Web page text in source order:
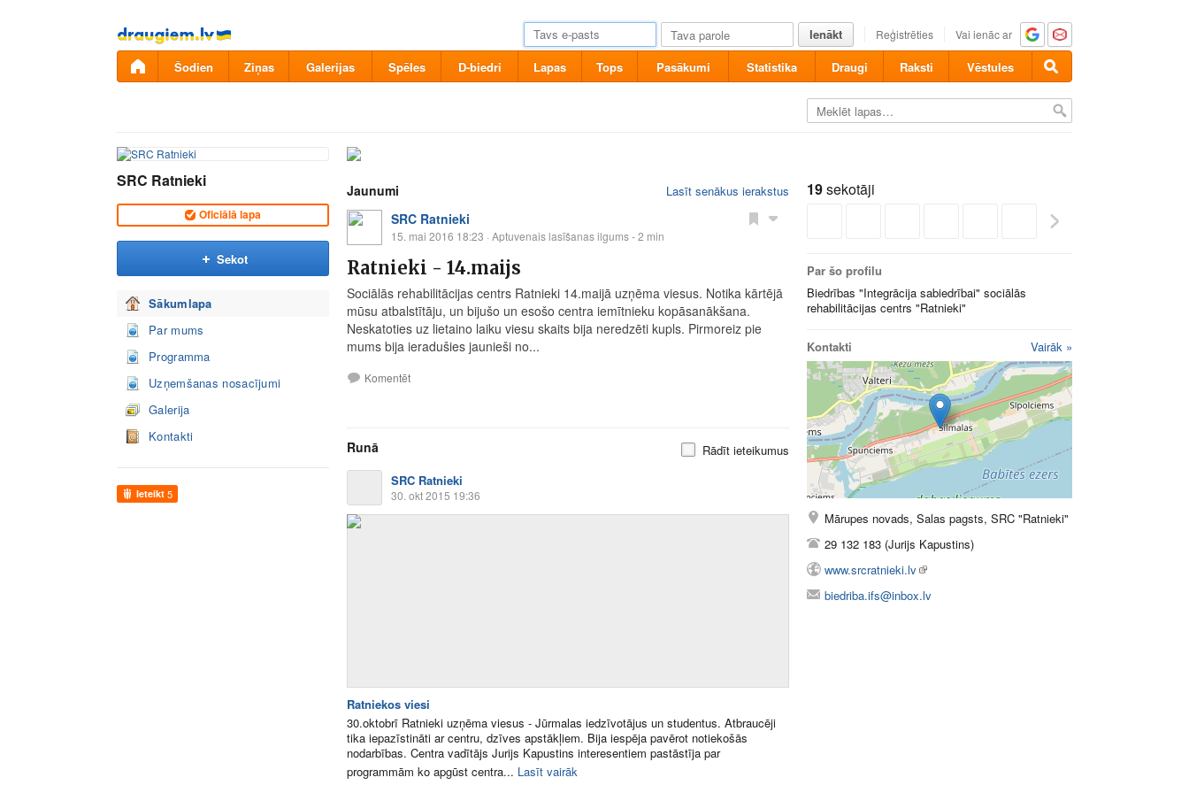
Pāriet
uz
saturu
Ienākt Reģistrēties Vai ienāc ar
Šodien Ziņas Galerijas Spēles D-biedri Lapas Tops Pasākumi Statistika Draugi Raksti Vēstules
SRC Ratnieki
Oficiālā lapa
Sekot
Sākumlapa
Par mums
Programma
Uzņemšanas nosacījumi
Galerija
Kontakti
Ieteikt 5
Jaunumi Lasīt senākus ierakstus
SRC Ratnieki
15. mai 2016 18:23 · Aptuvenais lasīšanas ilgums - 2 min
Ratnieki - 14.maijs
Sociālās rehabilitācijas centrs Ratnieki 14.maijā uzņēma viesus. Notika kārtējā
mūsu atbalstītāju, un bijušo un esošo centra iemītnieku kopāsanākšana.
Neskatoties uz lietaino laiku viesu skaits bija neredzēti kupls. Pirmoreiz pie
mums bija ieradušies jaunieši no...
Komentēt
Runā
Rādīt ieteikumus
SRC Ratnieki
30. okt 2015 19:36
Ratniekos viesi
30.oktobrī Ratnieki uzņēma viesus - Jūrmalas iedzīvotājus un studentus. Atbraucēji
tika iepazīstināti ar centru, dzīves apstākļiem. Bija iespēja pavērot notiekošās
nodarbības. Centra vadītājs Jurijs Kapustins interesentiem pastāstīja par
programmām ko apgūst centra... Lasīt vairāk
19sekotāji
Par šo profilu
Biedrības "Integrācija sabiedrībai" sociālās
rehabilitācijas centrs "Ratnieki"
Kontakti Vairāk »
Mārupes novads, Salas pagsts, SRC "Ratnieki"
29 132 183 (Jurijs Kapustins)
www.srcratnieki.lv
biedriba.ifs@inbox.lv